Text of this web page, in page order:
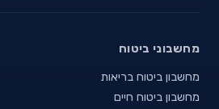
מחשבוני ביטוח
מחשבון ביטוח בריאות
מחשבון ביטוח חיים